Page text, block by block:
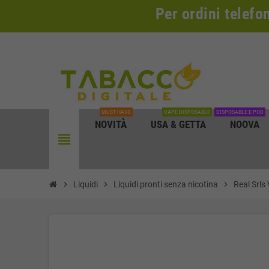
Per ordini
view_headline
NOVITÀ
MUST HAVE
USA & GETTA
VAPE DISPOSABLE
NOOVA
DISPOSABLE E POD
chevron_right Liquidi chevron_right Liquidi pronti senza nicotina chevron_right Real